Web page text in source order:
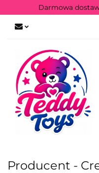
Darmowa
Producent -